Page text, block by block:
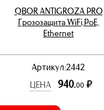
QBOR ANTIGROZA PRO
Грозозащита WiFi,PoE,
Ethernet
Артикул:2442
ЦЕНА
940.00 р.